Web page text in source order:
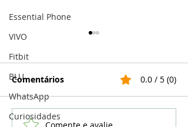
Essential Phone
VIVO
Fitbit
BLU
WhatsApp
Curiosidades
Comentários 0.0 / 5 (0)